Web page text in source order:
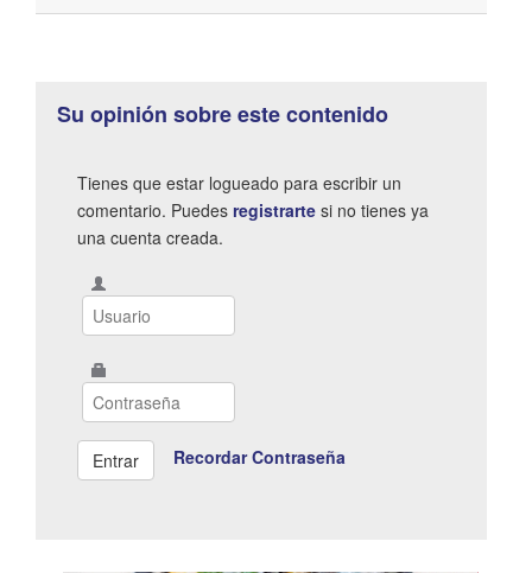
Su opinión sobre este contenido
Tienes que estar logueado para escribir un
comentario. Puedes registrarte si no tienes ya
una cuenta creada.
Recordar Contraseña